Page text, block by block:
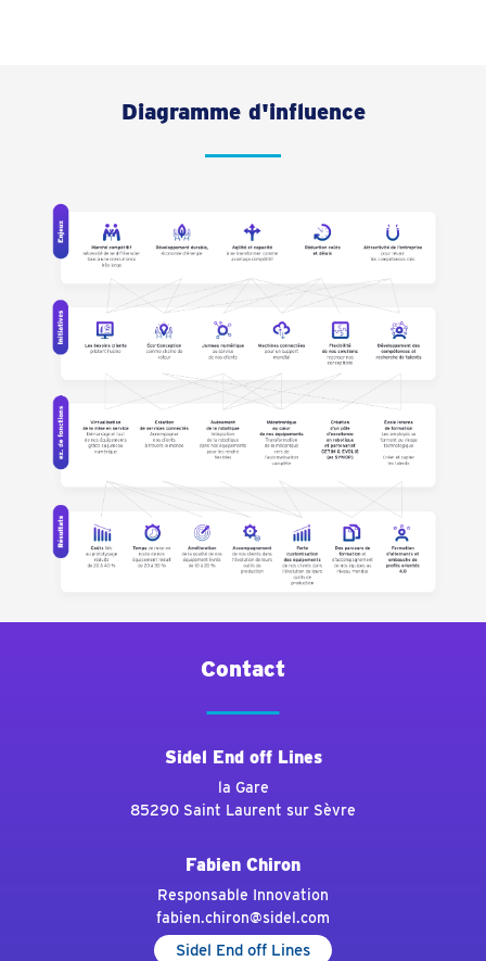
Diagramme d'influence
Contact
Sidel End off Lines
la Gare
85290 Saint Laurent sur Sèvre
Fabien Chiron
Responsable Innovation
fabien.chiron@sidel.com
Sidel End off Lines